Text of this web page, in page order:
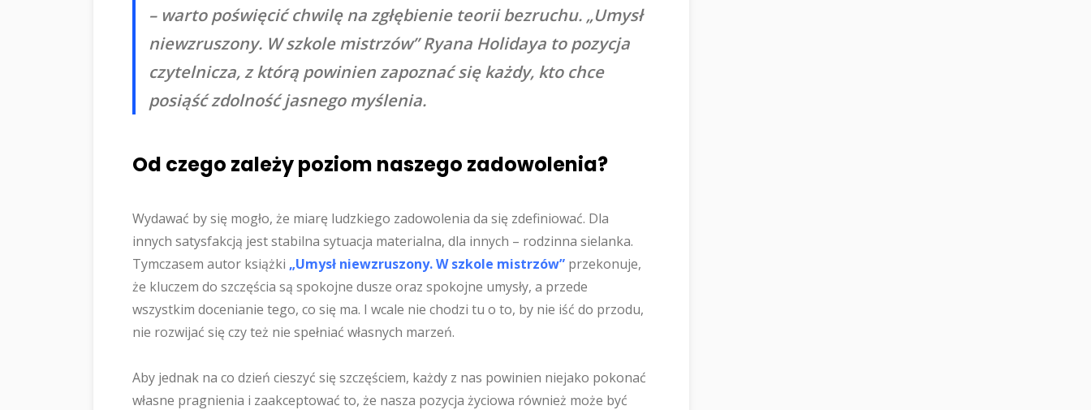
– warto poświęcić chwilę na zgłębienie teorii bezruchu. „Umysł
niewzruszony. W szkole mistrzów” Ryana Holidaya to pozycja
czytelnicza, z którą powinien zapoznać się każdy, kto chce
posiąść zdolność jasnego myślenia.
Od czego zależy poziom naszego zadowolenia?
Wydawać by się mogło, że miarę ludzkiego zadowolenia da się zdefiniować. Dla
innych satysfakcją jest stabilna sytuacja materialna, dla innych – rodzinna sielanka.
Tymczasem autor książki „Umysł niewzruszony. W szkole mistrzów” przekonuje,
że kluczem do szczęścia są spokojne dusze oraz spokojne umysły, a przede
wszystkim docenianie tego, co się ma. I wcale nie chodzi tu o to, by nie iść do przodu,
nie rozwijać się czy też nie spełniać własnych marzeń.
Aby jednak na co dzień cieszyć się szczęściem, każdy z nas powinien niejako pokonać
własne pragnienia i zaakceptować to, że nasza pozycja życiowa również może być